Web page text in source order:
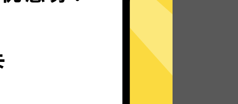
无论您身在何处，都能畅快地上网 - 无论是在
外出旅行还是在家中舒适地躺在沙发上。